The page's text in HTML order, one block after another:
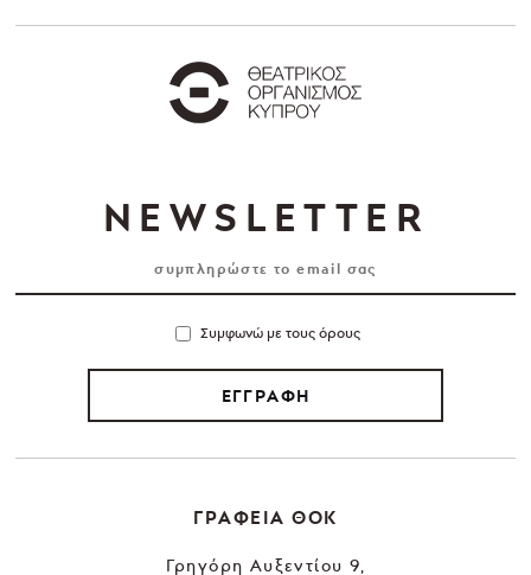
NEWSLETTER
Συμφωνώ με τους όρους
ΕΓΓΡΑΦΗ
ΓΡΑΦΕΙΑ ΘΟΚ
Γρηγόρη Αυξεντίου 9,